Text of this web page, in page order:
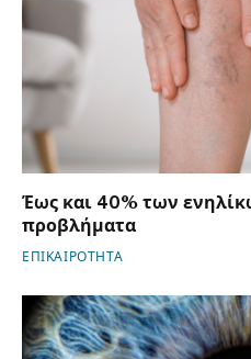
Έως και 40% των
προβλήματα
ΕΠΙΚΑΙΡΟΤΗΤΑ